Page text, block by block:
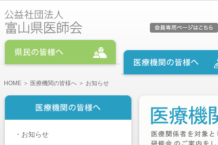
HOME ＞ 医療機関の皆様へ ＞ お知らせ
・ お知らせ